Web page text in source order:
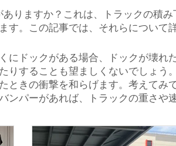
りますか？これは、トラックの積
す。この記事では、それらについ
にドックがある場合、ドックが壊
りすることも望ましくないでしょ
ときの衝撃を和らげます。考えて
ンパーがあれば、トラックの重さや